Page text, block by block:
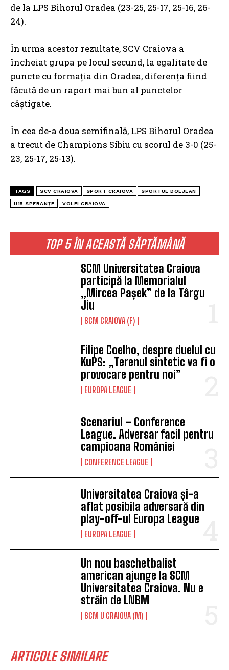
TOP 5 ÎN ACEASTĂ SĂPTĂMÂNĂ
SCM Universitatea Craiova
participă la Memorialul
„Mircea Pașek” de la Târgu
Jiu
SCM CRAIOVA (F)
Filipe Coelho, despre duelul cu
KuPS: „Terenul sintetic va fi o
provocare pentru noi”
EUROPA LEAGUE
Scenariul – Conference
League. Adversar facil pentru
campioana României
CONFERENCE LEAGUE
Universitatea Craiova și-a
aflat posibila adversară din
play-off-ul Europa League
EUROPA LEAGUE
Un nou baschetbalist
american ajunge la SCM
Universitatea Craiova. Nu e
străin de LNBM
SCM U CRAIOVA (M)
ARTICOLE SIMILARE
de la LPS Bihorul Oradea (23-25, 25-17, 25-16, 26-
24).
În urma acestor rezultate, SCV Craiova a
încheiat grupa pe locul secund, la egalitate de
puncte cu formația din Oradea, diferența fiind
făcută de un raport mai bun al punctelor
câștigate.
În cea de-a doua semifinală, LPS Bihorul Oradea
a trecut de Champions Sibiu cu scorul de 3-0 (25-
23, 25-17, 25-13).
TAGS SCV CRAIOVA SPORT CRAIOVA SPORTUL DOLJEAN
U15 SPERANȚE VOLEI CRAIOVA